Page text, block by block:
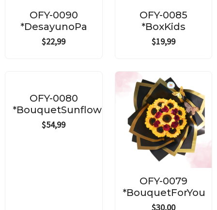
OFY-0090
*DesayunoPa
$22,99
OFY-0085
*BoxKids
$19,99
OFY-0080
*BouquetSunflowers
$54,99
OFY-0079
*BouquetForYou
$30,00